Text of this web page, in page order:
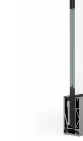
INSPIRATIONS
AMBIANCE
MIROIRS